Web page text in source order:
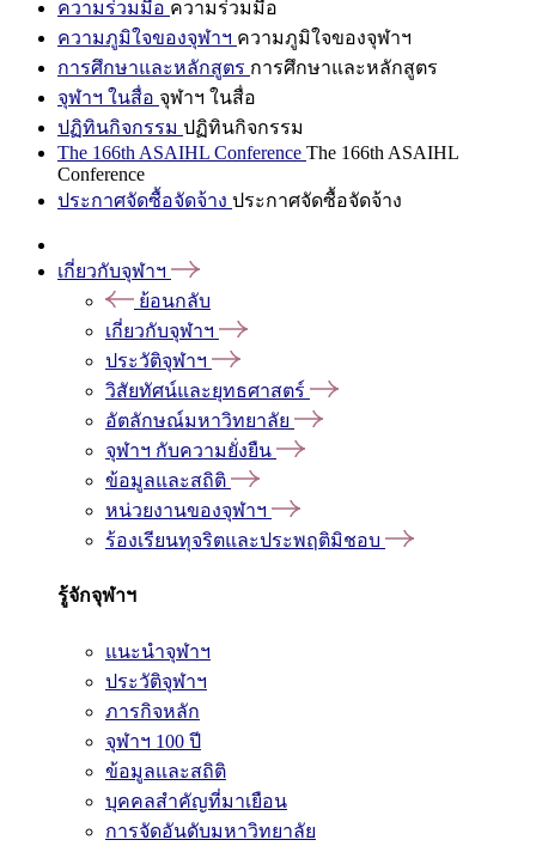
ความร่วมมือ ความร่วมมือ
ความภูมิใจของจุฬาฯ ความภูมิใจของจุฬาฯ
การศึกษาและหลักสูตร การศึกษาและหลักสูตร
จุฬาฯ ในสื่อ จุฬาฯ ในสื่อ
ปฏิทินกิจกรรม ปฏิทินกิจกรรม
The 166th ASAIHL Conference The 166th ASAIHL
Conference
ประกาศจัดซื้อจัดจ้าง ประกาศจัดซื้อจัดจ้าง
เกี่ยวกับจุฬาฯ
ย้อนกลับ
เกี่ยวกับจุฬาฯ
ประวัติจุฬาฯ
วิสัยทัศน์และยุทธศาสตร์
อัตลักษณ์มหาวิทยาลัย
จุฬาฯ กับความยั่งยืน
ข้อมูลและสถิติ
หน่วยงานของจุฬาฯ
ร้องเรียนทุจริตและประพฤติมิชอบ
รู้จักจุฬาฯ
แนะนำจุฬาฯ
ประวัติจุฬาฯ
ภารกิจหลัก
จุฬาฯ 100 ปี
ข้อมูลและสถิติ
บุคคลสำคัญที่มาเยือน
การจัดอันดับมหาวิทยาลัย